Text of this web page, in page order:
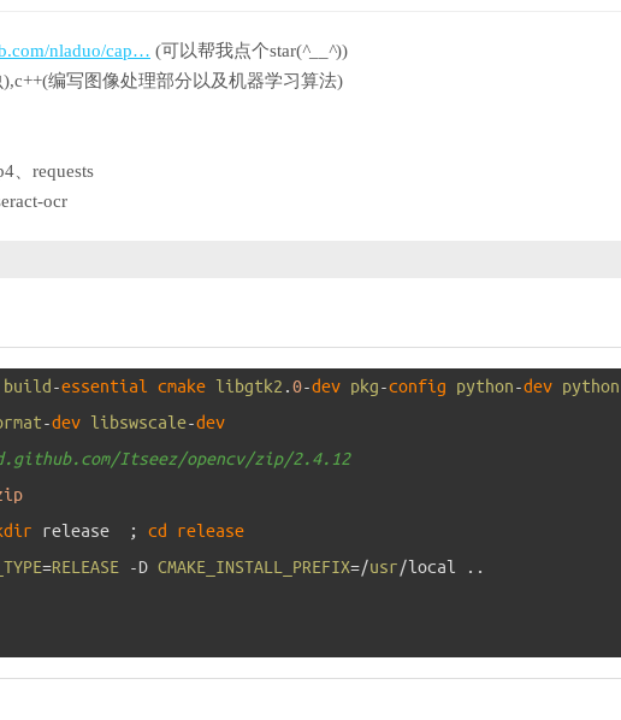
nladuo/cap… (可以帮我点个star(^__^))
编写图像处理部分以及机器学习算法)
、requests
ocr
build -essential cmake libgtk2 .0-dev pkg-config python-dev python
-dev libswscale-dev
Itseez/opencv/zip/2.4.12
release ; cd release
=RELEASE -D CMAKE_INSTALL_PREFIX=/usr/local . .